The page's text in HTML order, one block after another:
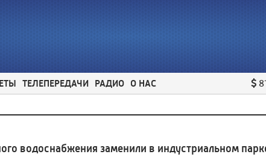
ТЕЛЕПЕРЕДАЧИ РАДИО О НАС
заменили в индустриальном парке Родники